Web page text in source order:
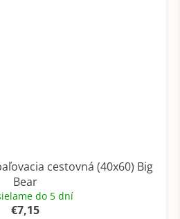
cestovná (40x60) Big
Bear
do 5 dní
€7,15